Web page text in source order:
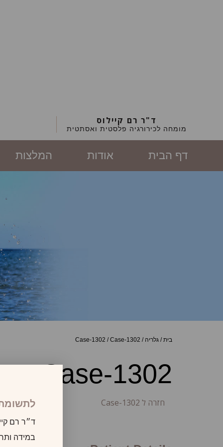
ד"ר רם קיילוס
מומחה לכירורגיה פלסטית ואסתטית
דף הבית אודות המלצות
בית/ גלריה /
Case-1302 /Case-1302
Case-1302
חזרה ל Case-1302
ד״ר רם
במידה